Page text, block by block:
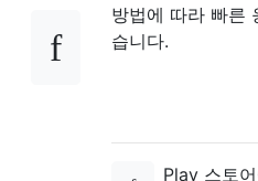
방법에 따라 빠른
습니다.
Play 스토